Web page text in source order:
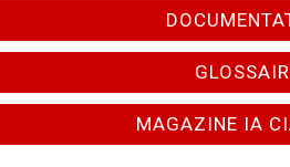
MAGAZINE IA